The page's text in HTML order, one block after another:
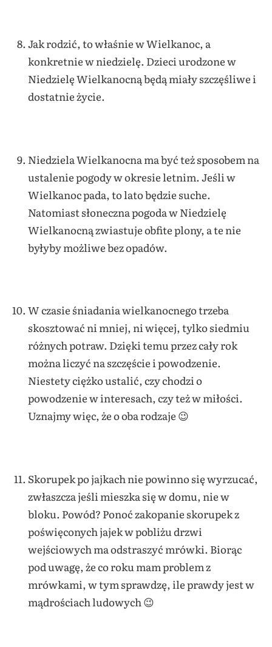
Jak rodzić, to właśnie w Wielkanoc, a
konkretnie w niedzielę. Dzieci urodzone w
Niedzielę Wielkanocną będą miały szczęśliwe i
dostatnie życie.
Niedziela Wielkanocna ma być też sposobem na
ustalenie pogody w okresie letnim. Jeśli w
Wielkanoc pada, to lato będzie suche.
Natomiast słoneczna pogoda w Niedzielę
Wielkanocną zwiastuje obfite plony, a te nie
byłyby możliwe bez opadów.
W czasie śniadania wielkanocnego trzeba
skosztować ni mniej, ni więcej, tylko siedmiu
różnych potraw. Dzięki temu przez cały rok
można liczyć na szczęście i powodzenie.
Niestety ciężko ustalić, czy chodzi o
powodzenie w interesach, czy też w miłości.
Uznajmy więc, że o oba rodzaje 😉
Skorupek po jajkach nie powinno się wyrzucać,
zwłaszcza jeśli mieszka się w domu, nie w
bloku. Powód? Ponoć zakopanie skorupek z
poświęconych jajek w pobliżu drzwi
wejściowych ma odstraszyć mrówki. Biorąc
pod uwagę, że co roku mam problem z
mrówkami, w tym sprawdzę, ile prawdy jest w
mądrościach ludowych 😉